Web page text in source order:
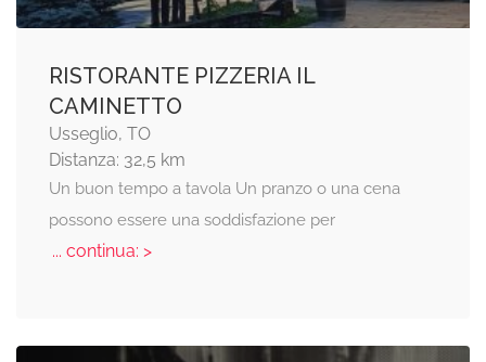
RISTORANTE PIZZERIA IL
CAMINETTO
Usseglio, TO
Distanza: 32,5 km
Un buon tempo a tavola Un pranzo o una cena
possono essere una soddisfazione per
... continua: >